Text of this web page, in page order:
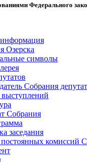
Федерального
Озерска
символы
Собрания
Собрания
заседания
комиссий